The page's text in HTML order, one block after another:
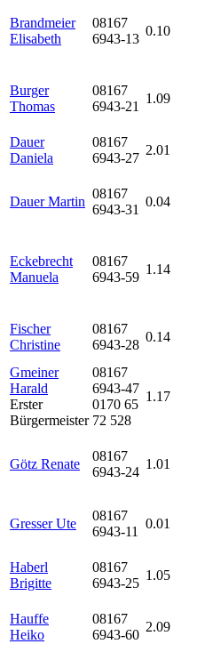
Brandmeier
Elisabeth
08167
6943-13
0.10
Burger
Thomas
08167
6943-21
1.09
Dauer
Daniela
08167
6943-27
2.01
Dauer Martin
08167
6943-31
0.04
Eckebrecht
Manuela
08167
6943-59
1.14
Fischer
Christine
08167
6943-28
0.14
Gmeiner
Harald
Erster
Bürgermeister
08167
6943-47
0170 65
72 528
1.17
Götz Renate
08167
6943-24
1.01
Gresser Ute
08167
6943-11
0.01
Haberl
Brigitte
08167
6943-25
1.05
Hauffe
Heiko
08167
6943-60
2.09